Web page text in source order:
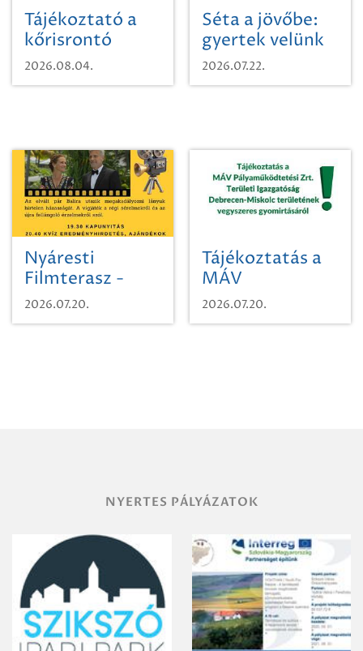
Tájékoztató a
kőrisrontó
karcsúdíszbogárról
2026.08.04.
Séta a jövőbe:
gyertek velünk
egy városi
időutazásra!
2026.07.22.
Nyáresti
Filmterasz -
Beugró a
Paradicsomba
2026.07.20.
Tájékoztatás a
MÁV
Pályaműködtetési
Zrt. Területi
2026.07.20.
NYERTES PÁLYÁZATOK